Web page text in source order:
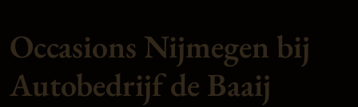
Occasions Nijmegen bij
Autobedrijf de Baaij